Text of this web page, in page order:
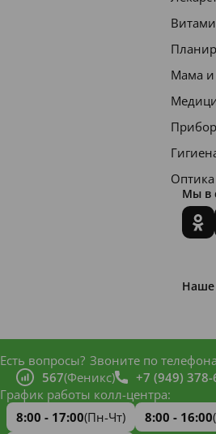
Мама
Мы в
Наше
Есть вопросы? Звоните по
567(Феникс)
+7 (949) 378-
График работы колл-центра:
8:00 - 17:00(Пн-Чт) 8:00 - 16:00